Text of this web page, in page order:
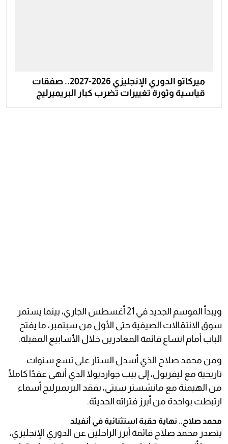
ميركاتو الدوري الإنجليزي 2026-2027.. صفقات
قياسية وثورة تغييرات تضرب كبار البريميرليج
ويبدأ الموسم الجديد في 21 أغسطس الجاري، بينما يستمر
سوق الانتقالات الصيفية حتى الأول من سبتمبر، ما يفتح
الباب أمام اتساع قائمة المغادرين خلال الأسابيع المقبلة.
ومن محمد صلاح الذي أسدل الستار على تسع سنوات
تاريخية مع ليفربول، إلى بيب جوارديولا الذي أنهى عقدًا كاملًا
من الهيمنة مع مانشستر سيتي، يفقد البريميرليج أسماء
ارتبطت بواحدة من أبرز فتراته الحديثة.
محمد صلاح.. نهاية حقبة استثنائية في أنفيلد
يتصدر محمد صلاح قائمة أبرز الراحلين عن الدوري الإنجليزي،